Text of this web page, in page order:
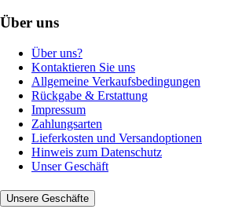
Über uns
Über uns?
Kontaktieren Sie uns
Allgemeine Verkaufsbedingungen
Rückgabe & Erstattung
Impressum
Zahlungsarten
Lieferkosten und Versandoptionen
Hinweis zum Datenschutz
Unser Geschäft
Unsere Geschäfte